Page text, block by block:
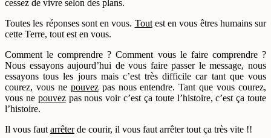
cessez de vivre selon des plans.
Toutes les réponses sont en vous. Toutest en vous êtres humains sur
cette Terre, tout est en vous.
Comment le comprendre ? Comment vous le faire comprendre ?
Nous essayons aujourd’hui de vous faire passer le message, nous
essayons tous les jours mais c’est très difficile car tant que vous
courez, vous ne pouvezpas nous entendre. Tant que vous courez,
vous ne pouvezpas nous voir c’est ça toute l’histoire, c’est ça toute
l’histoire.
Il vous faut arrêterde courir, il vous faut arrêter tout ça très vite !!